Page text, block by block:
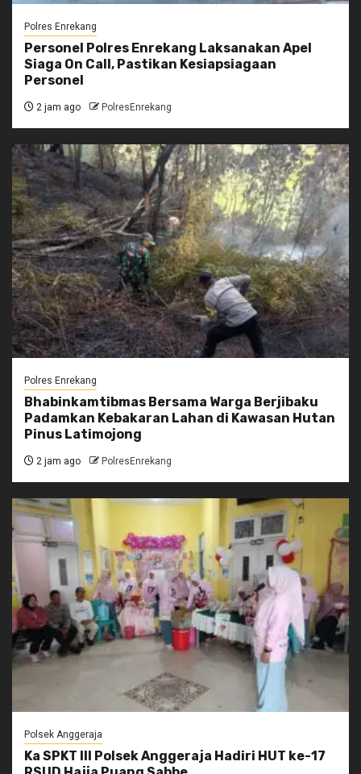
Polres Enrekang
Personel Polres Enrekang Laksanakan Apel
Siaga On Call, Pastikan Kesiapsiagaan
Personel
2 jam ago PolresEnrekang
Polres Enrekang
Bhabinkamtibmas Bersama Warga Berjibaku
Padamkan Kebakaran Lahan di Kawasan Hutan
Pinus Latimojong
2 jam ago PolresEnrekang
Polsek Anggeraja
Ka SPKT III Polsek Anggeraja Hadiri HUT ke-17